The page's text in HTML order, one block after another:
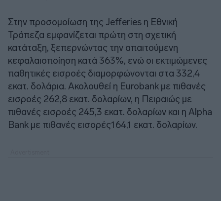
Στην προσομοίωση της Jefferies η Εθνική
Τράπεζα εμφανίζεται πρώτη στη σχετική
κατάταξη, ξεπερνώντας την απαιτούμενη
κεφαλαιοποίηση κατά 363%, ενώ οι εκτιμώμενες
παθητικές εισροές διαμορφώνονται στα 332,4
εκατ. δολάρια. Ακολουθεί η Eurobank με πιθανές
εισροές 262,8 εκατ. δολαρίων, η Πειραιώς με
πιθανές εισροές 245,3 εκατ. δολαρίων και η Alpha
Bank με πιθανές εισορές164,1 εκατ. δολαρίων.